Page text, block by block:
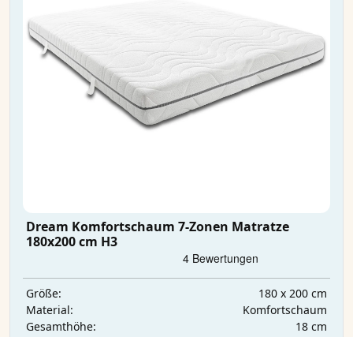
Dream Komfortschaum 7-Zonen Matratze
180x200 cm H3
Größe:
180 x 200 cm
Material:
Komfortschaum
Gesamthöhe:
18 cm